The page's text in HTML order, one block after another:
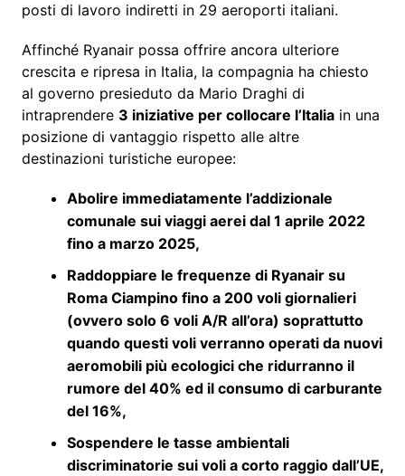
posti di lavoro indiretti in 29 aeroporti italiani.
Affinché Ryanair possa offrire ancora ulteriore
crescita e ripresa in Italia, la compagnia ha chiesto
al governo presieduto da Mario Draghi di
intraprendere 3 iniziative per collocare l’Italiain una
posizione di vantaggio rispetto alle altre
destinazioni turistiche europee:
Abolire immediatamente l’addizionale
comunale sui viaggi aerei dal 1 aprile 2022
fino a marzo 2025,
Raddoppiare le frequenze di Ryanair su
Roma Ciampino fino a 200 voli giornalieri
(ovvero solo 6 voli A/R all’ora) soprattutto
quando questi voli verranno operati da nuovi
aeromobili più ecologici che ridurranno il
rumore del 40% ed il consumo di carburante
del 16%,
Sospendere le tasse ambientali
discriminatorie sui voli a corto raggio dall’UE,